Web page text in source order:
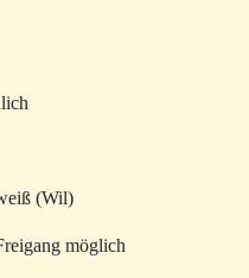
(Wil)
möglich